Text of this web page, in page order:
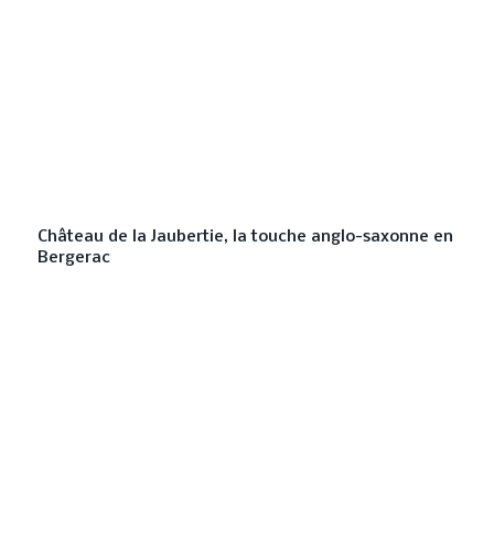
Château de la Jaubertie, la touche anglo-saxonne en
Bergerac